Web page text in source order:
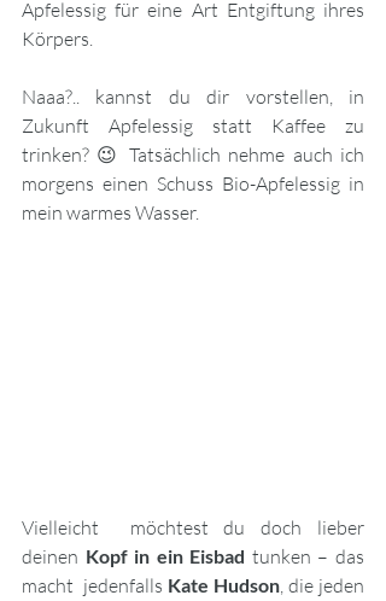
Apfelessig für eine Art Entgiftung ihres
Körpers.
Naaa?.. kannst du dir vorstellen, in
Zukunft Apfelessig statt Kaffee zu
trinken? 😉 Tatsächlich nehme auch ich
morgens einen Schuss Bio-Apfelessig in
mein warmes Wasser.
Vielleicht  möchtest du doch lieber
deinen Kopf in ein Eisbad tunken – das
macht  jedenfalls Kate Hudson, die jeden